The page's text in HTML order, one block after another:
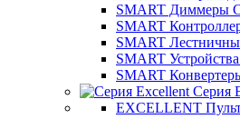
SMART Диммеры
SMART
SMART
SMART
SMART
Серия
EXCELLENT